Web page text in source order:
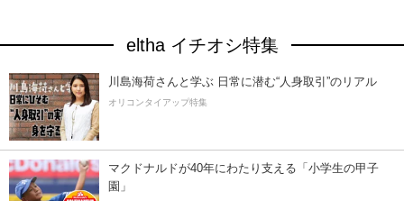
eltha イチオシ特集
川島海荷さんと学ぶ 日常に潜む“人身取引”のリアル
オリコンタイアップ特集
マクドナルドが40年にわたり支える「小学生の甲子
園」